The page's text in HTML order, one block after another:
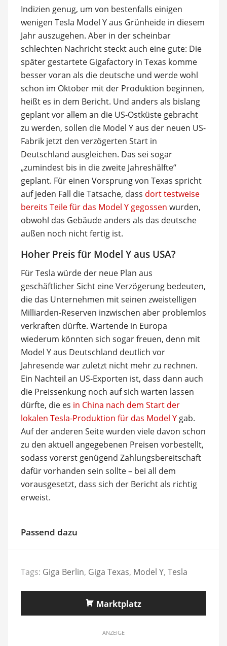
Indizien genug, um von bestenfalls einigen
wenigen Tesla Model Y aus Grünheide in diesem
Jahr auszugehen. Aber in der scheinbar
schlechten Nachricht steckt auch eine gute: Die
später gestartete Gigafactory in Texas komme
besser voran als die deutsche und werde wohl
schon im Oktober mit der Produktion beginnen,
heißt es in dem Bericht. Und anders als bislang
geplant vor allem an die US-Ostküste gebracht
zu werden, sollen die Model Y aus der neuen US-
Fabrik jetzt den verzögerten Start in
Deutschland ausgleichen. Das sei sogar
„zumindest bis in die zweite Jahreshälfte“
geplant. Für einen Vorsprung von Texas spricht
auf jeden Fall die Tatsache, dass dort testweise
bereits Teile für das Model Y gegossen wurden,
obwohl das Gebäude anders als das deutsche
außen noch nicht fertig ist.
Hoher Preis für Model Y aus USA?
Für Tesla würde der neue Plan aus
geschäftlicher Sicht eine Verzögerung bedeuten,
die das Unternehmen mit seinen zweistelligen
Milliarden-Reserven inzwischen aber problemlos
verkraften dürfte. Wartende in Europa
wiederum könnten sich sogar freuen, denn mit
Model Y aus Deutschland deutlich vor
Jahresende war zuletzt nicht mehr zu rechnen.
Ein Nachteil an US-Exporten ist, dass dann auch
die Preissenkung noch auf sich warten lassen
dürfte, die es in China nach dem Start der
lokalen Tesla-Produktion für das Model Ygab.
Auf der anderen Seite wurden viele davon schon
zu den aktuell angegebenen Preisen vorbestellt,
sodass vorerst genügend Zahlungsbereitschaft
dafür vorhanden sein sollte – bei all dem
vorausgesetzt, dass sich der Bericht als richtig
erweist.
Passend dazu
Tags: Giga Berlin, Giga Texas, Model Y, Tesla
Marktplatz
ANZEIGE